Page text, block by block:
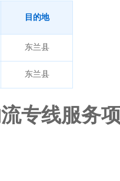
目的地
东兰县
东兰县
专线服务